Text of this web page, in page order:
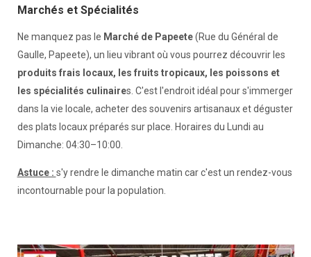
Marchés et Spécialités
Ne manquez pas le Marché de Papeete(Rue du Général de
Gaulle, Papeete), un lieu vibrant où vous pourrez découvrir les
produits frais locaux, les fruits tropicaux, les poissons et
les spécialités culinaires. C'est l'endroit idéal pour s'immerger
dans la vie locale, acheter des souvenirs artisanaux et déguster
des plats locaux préparés sur place. Horaires du Lundi au
Dimanche: 04:30–10:00.
Astuce : s'y rendre le dimanche matin car c'est un rendez-vous
incontournable pour la population.